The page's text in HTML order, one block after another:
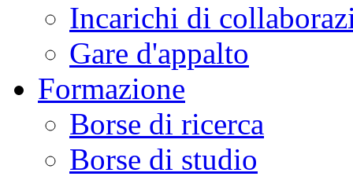
Incarichi di
Gare d'appalto
Formazione
Borse di ricerca
Borse di studio